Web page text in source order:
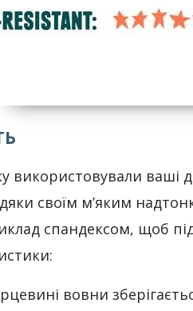
використовували ваші
своїм м’яким
спандексом, щоб
вовни